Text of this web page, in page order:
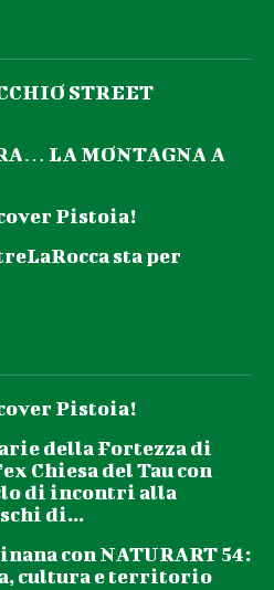
STREET
LA MONTAGNA A
Pistoia!
sta per
Pistoia!
della Fortezza di
Chiesa del Tau con
di incontri alla
di...
con NATURART 54:
cultura e territorio